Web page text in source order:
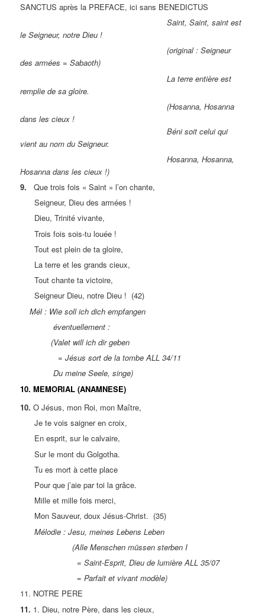
SANCTUS après la PREFACE, ici sans BENEDICTUS
Saint, Saint, saint est
le Seigneur, notre Dieu !
(original : Seigneur
des armées = Sabaoth)
La terre entière est
remplie de sa gloire.
(Hosanna, Hosanna
dans les cieux !
Béni soit celui qui
vient au nom du Seigneur.
Hosanna, Hosanna,
Hosanna dans les cieux !)
9. Que trois fois « Saint » l’on chante,
Seigneur, Dieu des armées !
Dieu, Trinité vivante,
Trois fois sois-tu louée !
Tout est plein de ta gloire,
La terre et les grands cieux,
Tout chante ta victoire,
Seigneur Dieu, notre Dieu ! (42)
Mél : Wie soll ich dich empfangen
éventuellement :
(Valet will ich dir geben
= Jésus sort de la tombe ALL 34/11
Du meine Seele, singe)
10. MEMORIAL (ANAMNESE)
10. O Jésus, mon Roi, mon Maître,
Je te vois saigner en croix,
En esprit, sur le calvaire,
Sur le mont du Golgotha.
Tu es mort à cette place
Pour que j’aie par toi la grâce.
Mille et mille fois merci,
Mon Sauveur, doux Jésus-Christ. (35)
Mélodie : Jesu, meines Lebens Leben
(Alle Menschen müssen sterben I
= Saint-Esprit, Dieu de lumière ALL 35/07
= Parfait et vivant modèle)
11. NOTRE PERE
11. 1. Dieu, notre Père, dans les cieux,